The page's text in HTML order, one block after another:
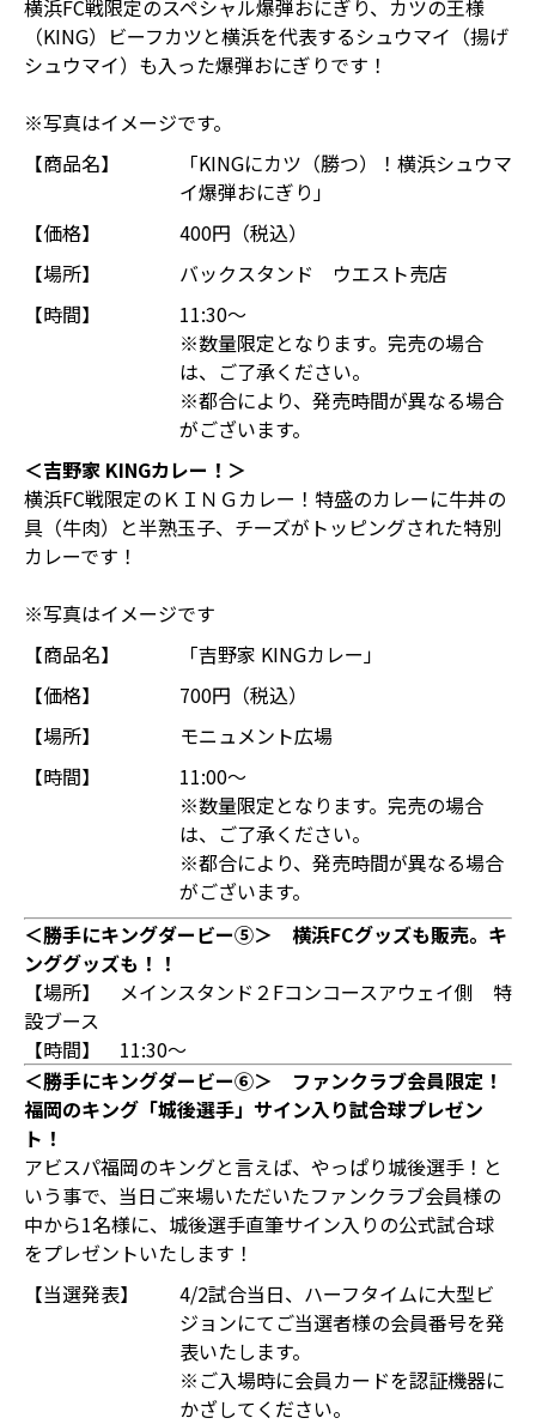
横浜FC戦限定のスペシャル爆弾おにぎり、カツの王様
（KING）ビーフカツと横浜を代表するシュウマイ（揚げ
シュウマイ）も入った爆弾おにぎりです！
※写真はイメージです。
【商品名】
「KINGにカツ（勝つ）！横浜シュウマ
イ爆弾おにぎり」
【価格】
400円（税込）
【場所】
バックスタンド ウエスト売店
【時間】
11:30～
※数量限定となります。完売の場合
は、ご了承ください。
※都合により、発売時間が異なる場合
がございます。
＜吉野家 KINGカレー！＞
横浜FC戦限定のＫＩＮＧカレー！特盛のカレーに牛丼の
具（牛肉）と半熟玉子、チーズがトッピングされた特別
カレーです！
※写真はイメージです
【商品名】
「吉野家 KINGカレー」
【価格】
700円（税込）
【場所】
モニュメント広場
【時間】
11:00～
※数量限定となります。完売の場合
は、ご了承ください。
※都合により、発売時間が異なる場合
がございます。
＜勝手にキングダービー⑤＞ 横浜FCグッズも販売。キ
ンググッズも！！
【場所】 メインスタンド２Fコンコースアウェイ側 特
設ブース
【時間】 11:30～
＜勝手にキングダービー⑥＞ ファンクラブ会員限定！
福岡のキング「城後選手」サイン入り試合球プレゼン
ト ！
アビスパ福岡のキングと言えば、やっぱり城後選手！と
いう事で、当日ご来場いただいたファンクラブ会員様の
中から1名様に、城後選手直筆サイン入りの公式試合球
をプレゼントいたします！
【当選発表】
4/2試合当日、ハーフタイムに大型ビ
ジョンにてご当選者様の会員番号を発
表いたします。
※ご入場時に会員カードを認証機器に
かざしてください。